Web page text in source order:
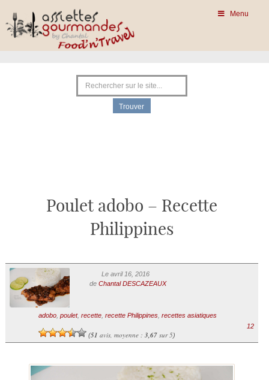
Menu
Poulet adobo – Recette
Philippines
Le avril 16, 2016
de Chantal DESCAZEAUX
adobo, poulet, recette, recette Philippines, recettes asiatiques
(51 avis, moyenne : 3,67sur 5)
12